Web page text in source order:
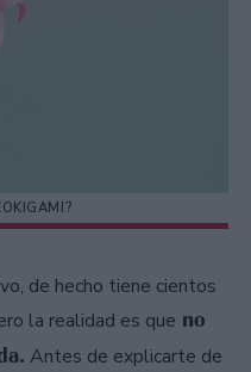
de hecho tiene cientos
la realidad es que no
Antes de explicarte de